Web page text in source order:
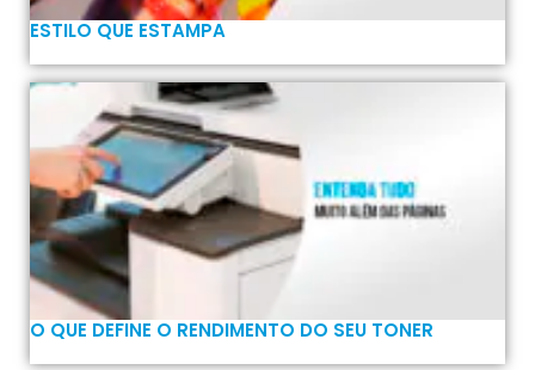
ESTILO QUE ESTAMPA
O QUE DEFINE O RENDIMENTO DO SEU TONER